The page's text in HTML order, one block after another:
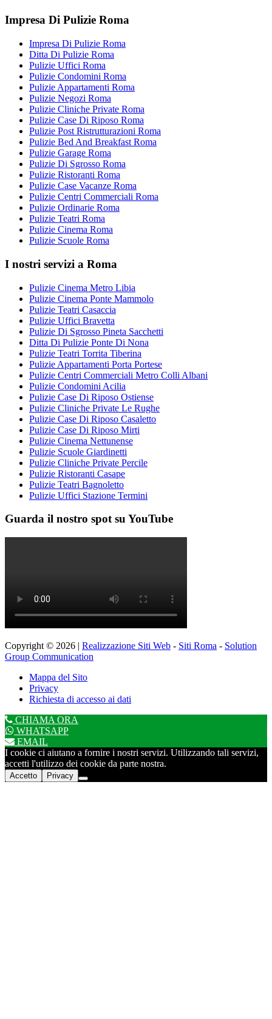
Impresa Di Pulizie Roma
Impresa Di Pulizie Roma
Ditta Di Pulizie Roma
Pulizie Uffici Roma
Pulizie Condomini Roma
Pulizie Appartamenti Roma
Pulizie Negozi Roma
Pulizie Cliniche Private Roma
Pulizie Case Di Riposo Roma
Pulizie Post Ristrutturazioni Roma
Pulizie Bed And Breakfast Roma
Pulizie Garage Roma
Pulizie Di Sgrosso Roma
Pulizie Ristoranti Roma
Pulizie Case Vacanze Roma
Pulizie Centri Commerciali Roma
Pulizie Ordinarie Roma
Pulizie Teatri Roma
Pulizie Cinema Roma
Pulizie Scuole Roma
I nostri servizi a Roma
Pulizie Cinema Metro Libia
Pulizie Cinema Ponte Mammolo
Pulizie Teatri Casaccia
Pulizie Uffici Bravetta
Pulizie Di Sgrosso Pineta Sacchetti
Ditta Di Pulizie Ponte Di Nona
Pulizie Teatri Torrita Tiberina
Pulizie Appartamenti Porta Portese
Pulizie Centri Commerciali Metro Colli Albani
Pulizie Condomini Acilia
Pulizie Case Di Riposo Ostiense
Pulizie Cliniche Private Le Rughe
Pulizie Case Di Riposo Casaletto
Pulizie Case Di Riposo Mirti
Pulizie Cinema Nettunense
Pulizie Scuole Giardinetti
Pulizie Cliniche Private Percile
Pulizie Ristoranti Casape
Pulizie Teatri Bagnoletto
Pulizie Uffici Stazione Termini
Guarda il nostro spot su YouTube
Copyright © 2026 | Realizzazione Siti Web - Siti Roma - Solution
Group Communication
Mappa del Sito
Privacy
Richiesta di accesso ai dati
CHIAMA ORA
WHATSAPP
EMAIL
I cookie ci aiutano a fornire i nostri servizi. Utilizzando tali servizi,
accetti l'utilizzo dei cookie da parte nostra.
Accetto Privacy